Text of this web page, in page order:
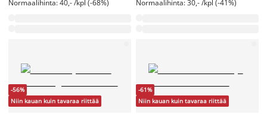
Normaalihinta: 40,- /kpl (-68%) Normaalihinta: 30,- /kpl (-41%)
-56%
Niin kauan kuin tavaraa riittää
-61%
Niin kauan kuin tavaraa riittää